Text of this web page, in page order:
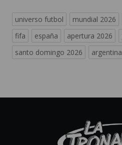
universo futbol mundial 2026
fifa
españa apertura 2026
santo domingo 2026
argentina